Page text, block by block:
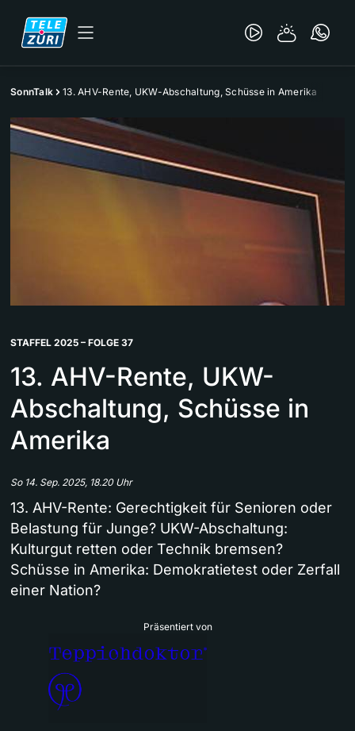
SonnTalk 13. AHV-Rente, UKW-Abschaltung, Schüsse in Amerika
STAFFEL 2025 – FOLGE 37
13. AHV-Rente, UKW-
Abschaltung, Schüsse in
Amerika
So 14. Sep. 2025, 18.20 Uhr
13. AHV-Rente: Gerechtigkeit für Senioren oder
Belastung für Junge? UKW-Abschaltung:
Kulturgut retten oder Technik bremsen?
Schüsse in Amerika: Demokratietest oder Zerfall
einer Nation?
Präsentiert von